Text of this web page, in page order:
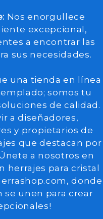
Nos enorgullece
excepcional,
a encontrar las
sus necesidades.
una tienda en línea
somos tu
de calidad.
a diseñadores,
y propietarios de
que destacan por
a nosotros en
herrajes para cristal
donde
se unen para crear